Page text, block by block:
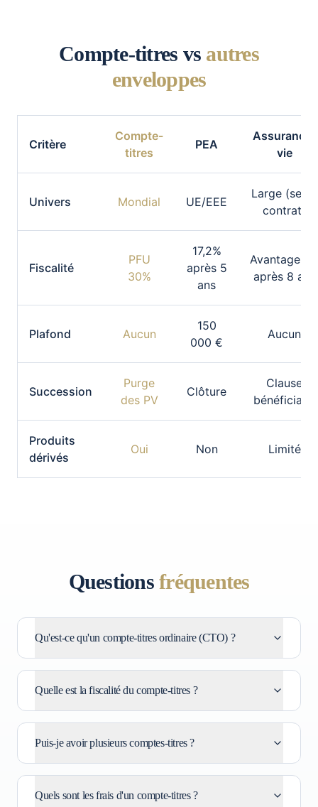
Compte-titres vs autres
enveloppes
Critère
Compte-
titres
PEA
Assurance-
vie
Univers Mondial UE/EEE
Large (selon
contrat)
Fiscalité
PFU
30%
17,2%
après 5
ans
Avantageuse
après 8 ans
Plafond Aucun
150
000 €
Aucun
Succession
Purge
des PV
Clôture
Clause
bénéficiaire
Produits
dérivés
Oui Non Limité
Questions fréquentes
Qu'est-ce qu'un compte-titres ordinaire (CTO) ?
Quelle est la fiscalité du compte-titres ?
Puis-je avoir plusieurs comptes-titres ?
Quels sont les frais d'un compte-titres ?